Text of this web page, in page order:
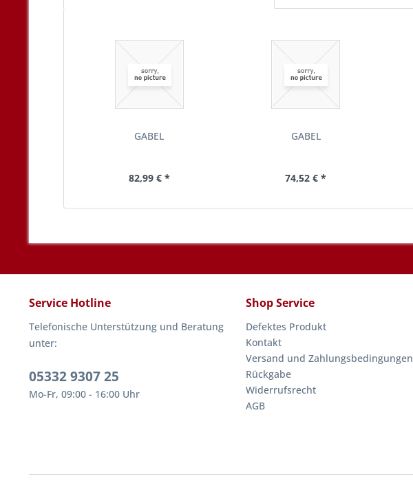
GABEL
82,99 € *
GABEL
74,52 € *
Service Hotline
Telefonische Unterstützung und Beratung
unter:
05332 9307 25
Mo-Fr, 09:00 - 16:00 Uhr
Shop Service
Defektes Produkt
Kontakt
Versand und Zahlungsbedingungen
Rückgabe
Widerrufsrecht
AGB